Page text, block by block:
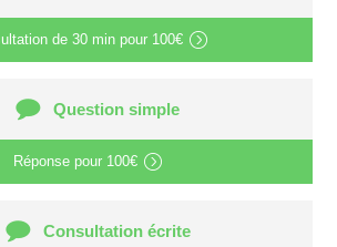
de 30 min pour 100€
Question simple
Réponse pour 100€
Consultation écrite